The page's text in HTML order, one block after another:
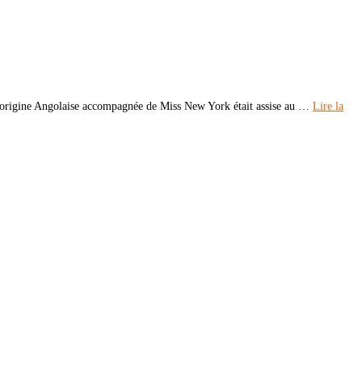
Angolaise accompagnée de Miss New York était assise au … Lire la